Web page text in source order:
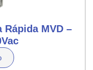
MVD –